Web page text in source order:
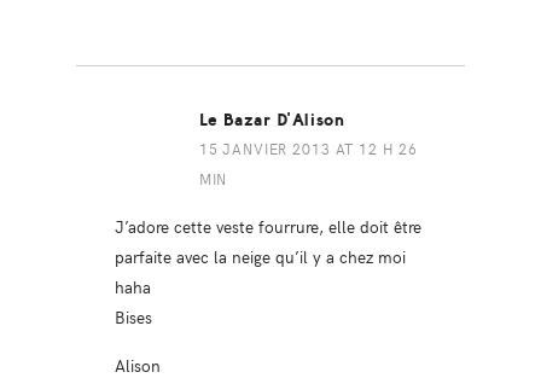
Le Bazar D'Alison
15 JANVIER 2013 AT 12 H 26
MIN
J’adore cette veste fourrure, elle doit être
parfaite avec la neige qu’il y a chez moi
haha
Bises
Alison